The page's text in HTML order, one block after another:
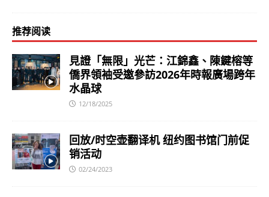
推荐阅读
見證「無限」光芒：江錦鑫、陳鍵榕等
僑界領袖受邀參訪2026年時報廣場跨年
水晶球
12/18/2025
回放/时空壶翻译机 纽约图书馆门前促
销活动
02/24/2023